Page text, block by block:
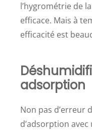
l’hygrométrie de
efficace. Mais à
efficacité est
adsorption
Non pas d’erreur
d’adsorption avec